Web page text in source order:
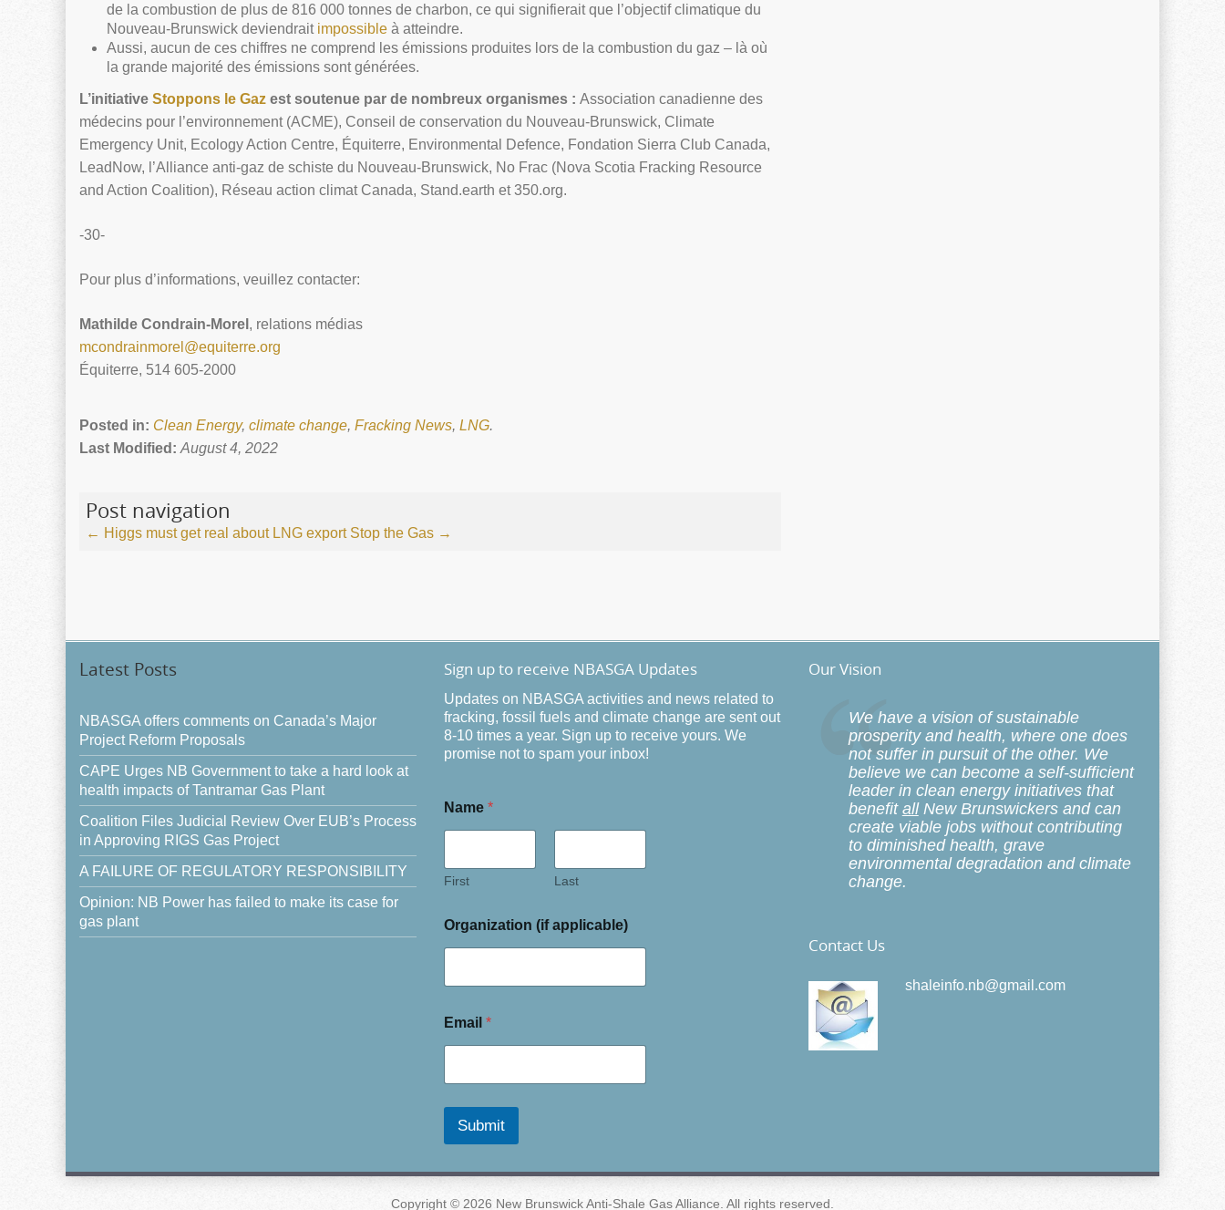
de la combustion de plus de 816 000 tonnes de charbon, ce qui signifierait que l’objectif climatique du
Nouveau-Brunswick deviendraitimpossible à atteindre.
Aussi, aucun de ces chiffres ne comprend les émissions produites lors de la combustion du gaz – là où
la grande majorité des émissions sont générées.
L’initiative Stoppons le Gaz est soutenue par de nombreux organismes : Association canadienne des
médecins pour l’environnement (ACME), Conseil de conservation du Nouveau-Brunswick, Climate
Emergency Unit, Ecology Action Centre, Équiterre, Environmental Defence, Fondation Sierra Club Canada,
LeadNow, l’Alliance anti-gaz de schiste du Nouveau-Brunswick, No Frac (Nova Scotia Fracking Resource
and Action Coalition), Réseau action climat Canada, Stand.earth et 350.org.
-30-
Pour plus d’informations, veuillez contacter:
Mathilde Condrain-Morel , relations médias
mcondrainmorel@equiterre.org
Équiterre, 514 605-2000
Posted in: Clean Energy, climate change, Fracking News, LNG.
Last Modified: August 4, 2022
Post navigation
← Higgs must get real about LNG export Stop the Gas →
Latest Posts
NBASGA offers comments on Canada’s Major
Project Reform Proposals
CAPE Urges NB Government to take a hard look at
health impacts of Tantramar Gas Plant
Coalition Files Judicial Review Over EUB’s Process
in Approving RIGS Gas Project
A FAILURE OF REGULATORY RESPONSIBILITY
Opinion: NB Power has failed to make its case for
gas plant
Sign up to receive NBASGA Updates
Updates on NBASGA activities and news related to
fracking, fossil fuels and climate change are sent out
8-10 times a year. Sign up to receive yours. We
promise not to spam your inbox!
Name *
First Last
Organization (if applicable)
Email *
Submit
Our Vision
We have a vision of sustainable
prosperity and health, where one does
not suffer in pursuit of the other. We
believe we can become a self-sufficient
leader in clean energy initiatives that
benefit allNew Brunswickers and can
create viable jobs without contributing
to diminished health, grave
environmental degradation and climate
change.
Contact Us
shaleinfo.nb@gmail.com
Copyright © 2026 New Brunswick Anti-Shale Gas Alliance. All rights reserved.